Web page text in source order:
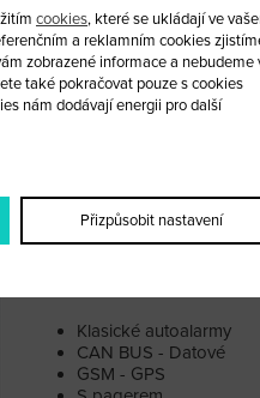
Jablotron
Cobra
Spal
Gemini
Keetec
GT Alarm
Kopel
Safecar
Klasické autoalarmy
CAN BUS - Datové
GSM - GPS
cookies, které se ukládají ve
a reklamním cookies
zobrazené informace a nebudeme
také pokračovat pouze s cookies
nám dodávají energii pro další
Přizpůsobit nastavení